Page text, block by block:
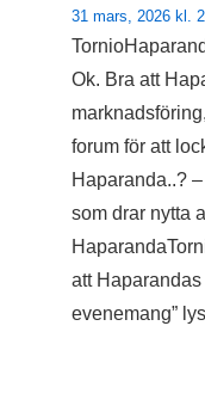
31 mars, 2026 kl.
Ok. Bra att
forum för att
Haparanda..?
som drar nytta
att Haparandas
evenemang”